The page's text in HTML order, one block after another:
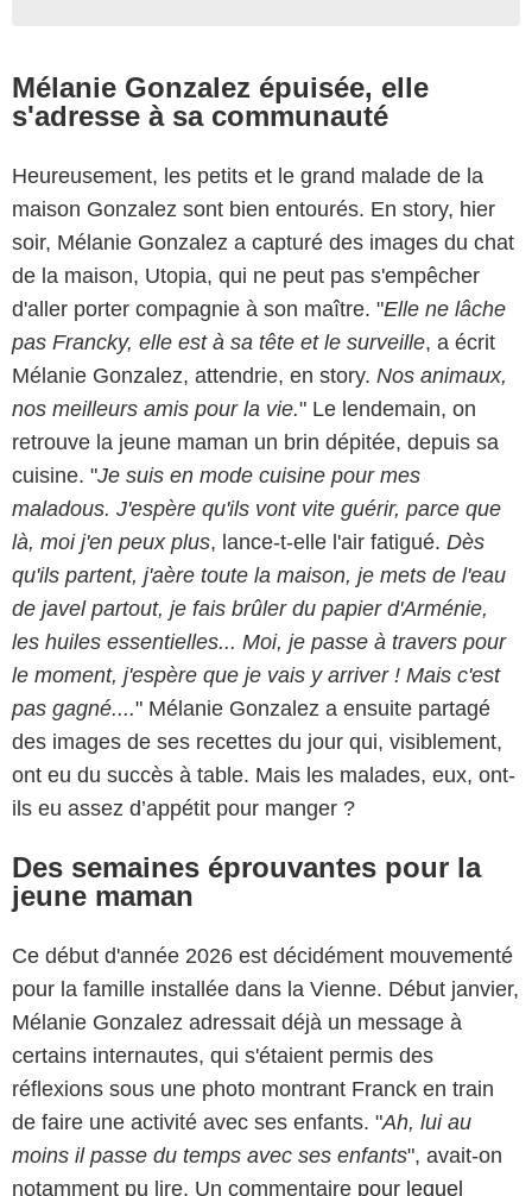
Mélanie Gonzalez épuisée, elle
s'adresse à sa communauté
Heureusement, les petits et le grand malade de la
maison Gonzalez sont bien entourés. En story, hier
soir, Mélanie Gonzalez a capturé des images du chat
de la maison, Utopia, qui ne peut pas s'empêcher
d'aller porter compagnie à son maître. "Elle ne lâche
pas Francky, elle est à sa tête et le surveille, a écrit
Mélanie Gonzalez, attendrie, en story. Nos animaux,
nos meilleurs amis pour la vie." Le lendemain, on
retrouve la jeune maman un brin dépitée, depuis sa
cuisine. "Je suis en mode cuisine pour mes
maladous. J'espère qu'ils vont vite guérir, parce que
là, moi j'en peux plus, lance-t-elle l'air fatigué. Dès
qu'ils partent, j'aère toute la maison, je mets de l'eau
de javel partout, je fais brûler du papier d'Arménie,
les huiles essentielles... Moi, je passe à travers pour
le moment, j'espère que je vais y arriver ! Mais c'est
pas gagné...." Mélanie Gonzalez a ensuite partagé
des images de ses recettes du jour qui, visiblement,
ont eu du succès à table. Mais les malades, eux, ont-
ils eu assez d’appétit pour manger ?
Des semaines éprouvantes pour la
jeune maman
Ce début d'année 2026 est décidément mouvementé
pour la famille installée dans la Vienne. Début janvier,
Mélanie Gonzalez adressait déjà un message à
certains internautes, qui s'étaient permis des
réflexions sous une photo montrant Franck en train
de faire une activité avec ses enfants. "Ah, lui au
moins il passe du temps avec ses enfants", avait-on
notamment pu lire. Un commentaire pour lequel